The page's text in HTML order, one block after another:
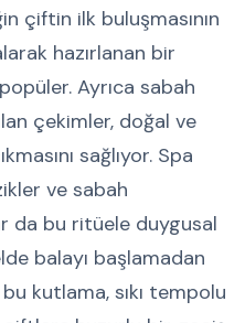
çiftin ilk buluşmasının
hazırlanan bir
Ayrıca sabah
çekimler, doğal ve
sağlıyor. Spa
ve sabah
da bu ritüele duygusal
balayı başlamadan
kutlama, sıkı tempolu